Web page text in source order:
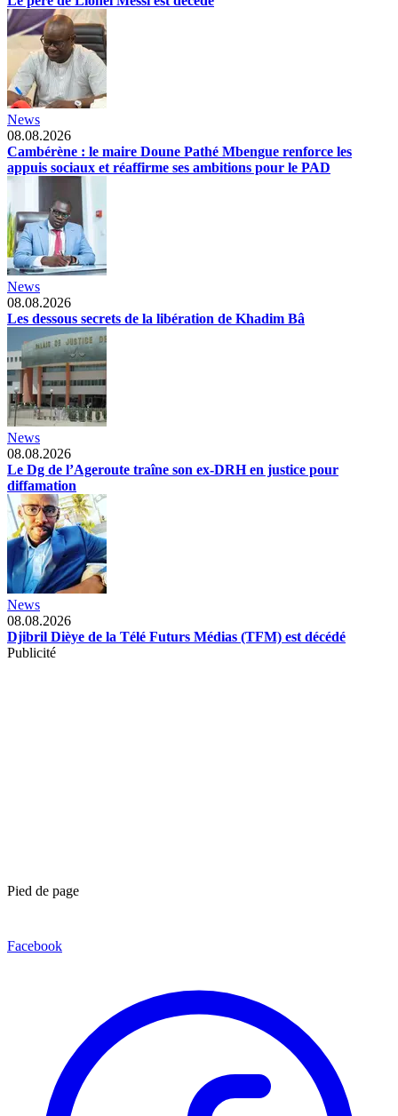
News
08.08.2026
Cambérène : le maire Doune Pathé Mbengue renforce les
appuis sociaux et réaffirme ses ambitions pour le PAD
News
08.08.2026
Les dessous secrets de la libération de Khadim Bâ
News
08.08.2026
Le Dg de l’Ageroute traîne son ex-DRH en justice pour
diffamation
News
08.08.2026
Djibril Dièye de la Télé Futurs Médias (TFM) est décédé
Publicité
Pied de page
Facebook